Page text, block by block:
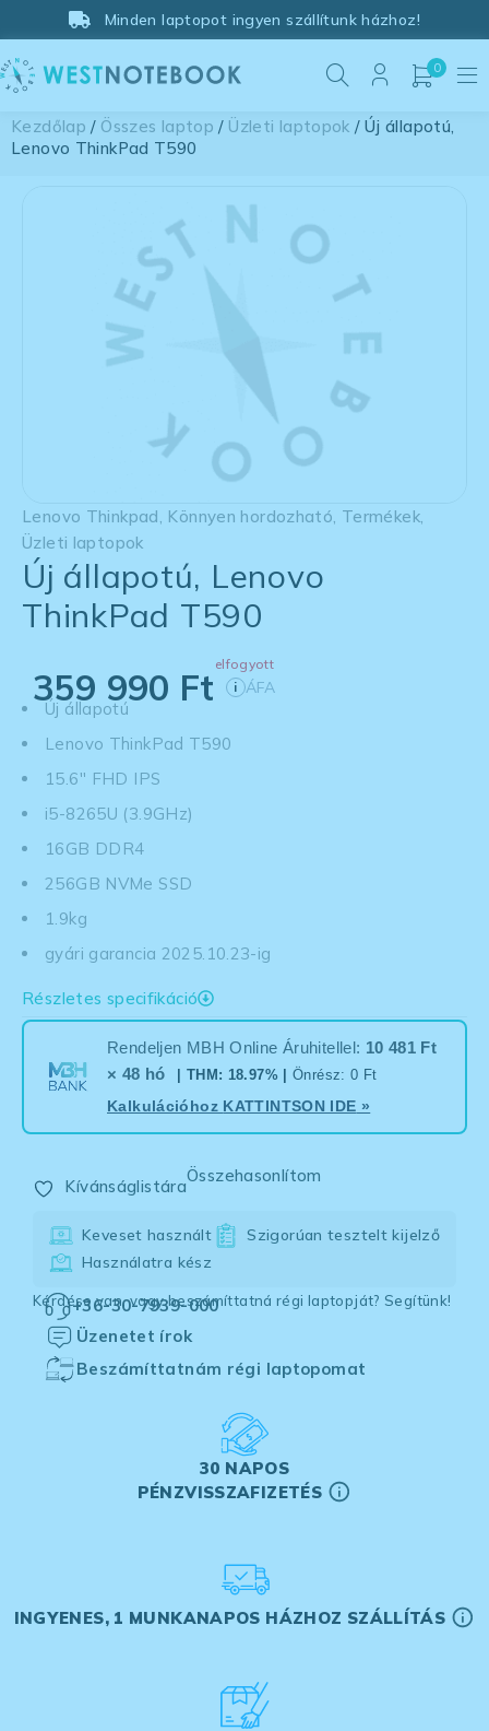
Minden laptopot ingyen szállítunk házhoz!
0
Kezdőlap / Összes laptop / Üzleti laptopok / Új állapotú,
Lenovo ThinkPad T590
Lenovo Thinkpad Könnyen hordozható Termékek,
Üzleti laptopok
Új állapotú, Lenovo
ThinkPad T590
elfogyott
359 990 Ft i ÁFA
Új állapotú
Lenovo ThinkPad T590
15.6'' FHD IPS
i5-8265U (3.9GHz)
16GB DDR4
256GB NVMe SSD
1.9kg
gyári garancia 2025.10.23-ig
Részletes specifikáció
Rendeljen MBH Online Áruhitellel: 10 481 Ft
× 48 hó
| THM: 18.97% | Önrész: 0 Ft
Kalkulációhoz KATTINTSON IDE »
Kívánságlistára
Összehasonlítom
Keveset használt
Szigorúan tesztelt kijelző
Használatra kész
Kérdése van, vagy beszámíttatná régi laptopját? Segítünk!
+36-30-7939-000
Üzenetet írok
Beszámíttatnám régi laptopomat
30 NAPOS
PÉNZVISSZAFIZETÉS
INGYENES, 1 MUNKANAPOS HÁZHOZ SZÁLLÍTÁS